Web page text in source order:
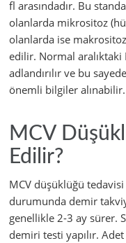
fl arasındadır. Bu
olanlarda mikrositoz
olanlarda ise
edilir. Normal
adlandırılır ve bu
önemli bilgiler alınabilir.
MCV
Edilir?
MCV düşüklüğü
durumunda demir
genellikle 2-3 ay sürer.
demiri testi yapılır.